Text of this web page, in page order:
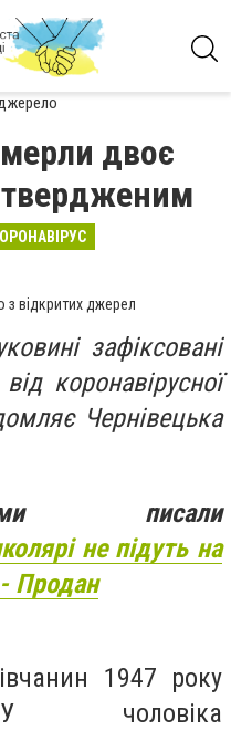
двоє
з відкритих джерел
зафіксовані
коронавірусної
Чернівецька
писали
не підуть на
Продан
1947 року
чоловіка